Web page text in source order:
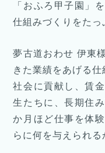
「おふろ甲子園」
仕組みづくりをたっ
夢古道おわせ 伊東
きた業績をあげる
社会に貢献し、賃
生たちに、長期住
か月ほど仕事を体
らに何を与えられる